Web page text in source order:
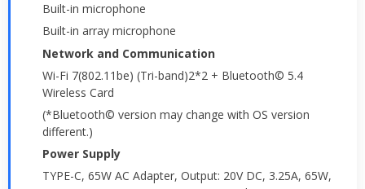
Built-in microphone
Built-in array microphone
Network and Communication
Wi-Fi 7(802.11be) (Tri-band)2*2 + Bluetooth© 5.4
Wireless Card
(*Bluetooth© version may change with OS version
different.)
Power Supply
TYPE-C, 65W AC Adapter, Output: 20V DC, 3.25A, 65W,